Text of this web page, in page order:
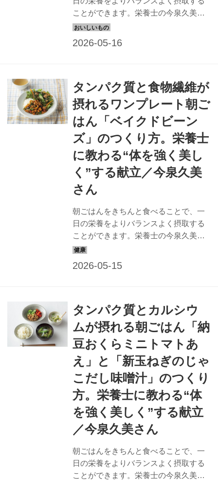
ことができます。栄養士の今泉久美さ
んに、タンパク質、カルシウム、野菜
2025年6月号掲載）
タンパク質と食物繊維が
摂れるワンプレート朝ご
はん「ベイクドビーン
ズ」のつくり方。栄養士
に教わる“体を強く美し
く”する献立／今泉久美
さん
朝ごはんをきちんと食べることで、一
日の栄養をよりバランスよく摂取する
ことができます。栄養士の今泉久美さ
んに、タンパク質、カルシウム、野菜
掲載）
タンパク質とカルシウ
ムが摂れる朝ごはん「納
豆おくらミニトマトあ
え」と「新玉ねぎのじゃ
こだし味噌汁」のつくり
方。栄養士に教わる“体
を強く美しく”する献立
／今泉久美さん
朝ごはんをきちんと食べることで、一
日の栄養をよりバランスよく摂取する
ことができます。栄養士の今泉久美さ